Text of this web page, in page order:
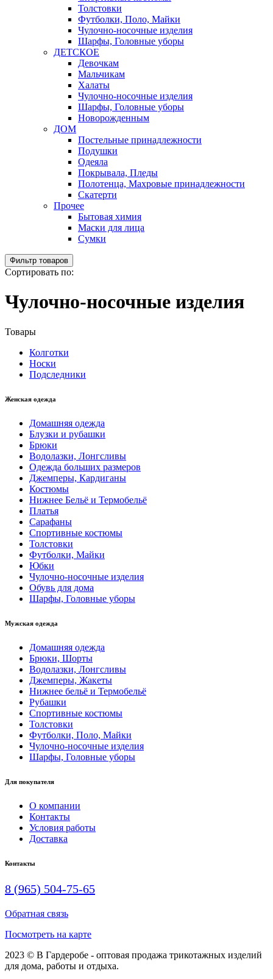
Толстовки
Футболки, Поло, Майки
Чулочно-носочные изделия
Шарфы, Головные уборы
ДЕТСКОЕ
Девочкам
Мальчикам
Халаты
Чулочно-носочные изделия
Шарфы, Головные уборы
Новорожденным
ДОМ
Постельные принадлежности
Подушки
Одеяла
Покрывала, Пледы
Полотенца, Махровые принадлежности
Скатерти
Прочее
Бытовая химия
Маски для лица
Сумки
Фильтр товаров
Сортировать по:
Чулочно-носочные изделия
Товары
Колготки
Носки
Подследники
Женская одежда
Домашняя одежда
Блузки и рубашки
Брюки
Водолазки, Лонгсливы
Одежда больших размеров
Джемперы, Кардиганы
Костюмы
Нижнее Бельё и Термобельё
Платья
Сарафаны
Спортивные костюмы
Толстовки
Футболки, Майки
Юбки
Чулочно-носочные изделия
Обувь для дома
Шарфы, Головные уборы
Мужская одежда
Домашняя одежда
Брюки, Шорты
Водолазки, Лонгсливы
Джемперы, Жакеты
Нижнее бельё и Термобельё
Рубашки
Спортивные костюмы
Толстовки
Футболки, Поло, Майки
Чулочно-носочные изделия
Шарфы, Головные уборы
Для покупателя
О компании
Контакты
Условия работы
Доставка
Контакты
8 (965) 504-75-65
Обратная связь
Посмотреть на карте
2023 © В Гардеробе - оптовая продажа трикотажных изделий
для дома, работы и отдыха.